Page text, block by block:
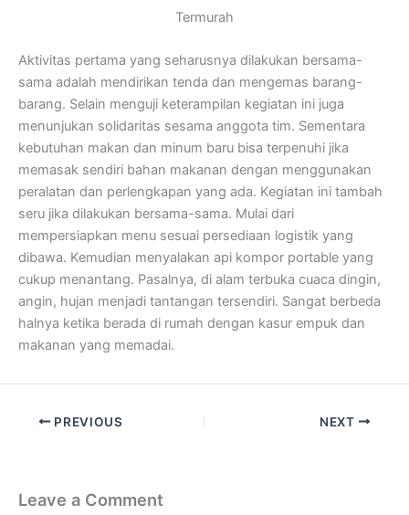
Termurah
Aktivitas pertama yang seharusnya dilakukan bersama-
sama adalah mendirikan tenda dan mengemas barang-
barang. Selain menguji keterampilan kegiatan ini juga
menunjukan solidaritas sesama anggota tim. Sementara
kebutuhan makan dan minum baru bisa terpenuhi jika
memasak sendiri bahan makanan dengan menggunakan
peralatan dan perlengkapan yang ada. Kegiatan ini tambah
seru jika dilakukan bersama-sama. Mulai dari
mempersiapkan menu sesuai persediaan logistik yang
dibawa. Kemudian menyalakan api kompor portable yang
cukup menantang. Pasalnya, di alam terbuka cuaca dingin,
angin, hujan menjadi tantangan tersendiri. Sangat berbeda
halnya ketika berada di rumah dengan kasur empuk dan
makanan yang memadai.
PREVIOUS NEXT
Leave a Comment